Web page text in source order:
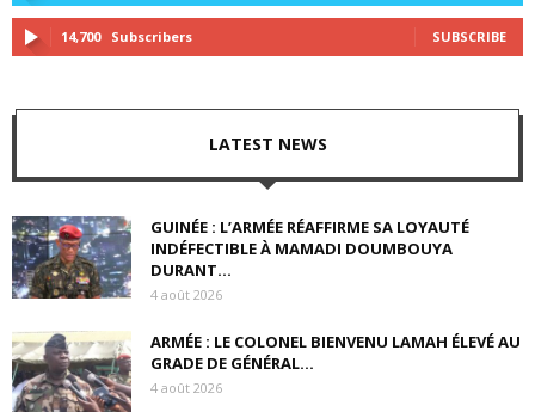
14,700 Subscribers SUBSCRIBE
LATEST NEWS
GUINÉE : L’ARMÉE RÉAFFIRME SA LOYAUTÉ
INDÉFECTIBLE À MAMADI DOUMBOUYA
DURANT...
4 août 2026
ARMÉE : LE COLONEL BIENVENU LAMAH ÉLEVÉ AU
GRADE DE GÉNÉRAL...
4 août 2026